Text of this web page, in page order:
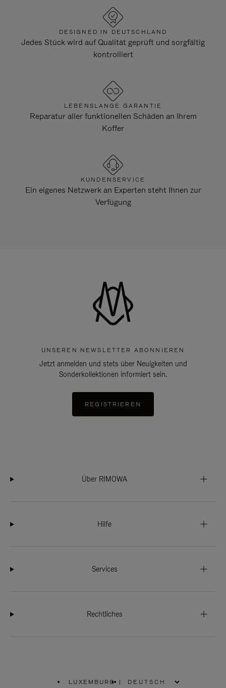
DESIGNED IN DEUTSCHLAND
Jedes Stück wird auf Qualität geprüft und sorgfältig
kontrolliert
LEBENSLANGE GARANTIE
Reparatur aller funktionellen Schäden an Ihrem
Koffer
KUNDENSERVICE
Ein eigenes Netzwerk an Experten steht Ihnen zur
Verfügung
UNSEREN NEWSLETTER ABONNIEREN
Jetzt anmelden und stets über Neuigkeiten und
Sonderkollektionen informiert sein.
REGISTRIEREN
Über RIMOWA
Hilfe
Services
Rechtliches
LUXEMBURG |